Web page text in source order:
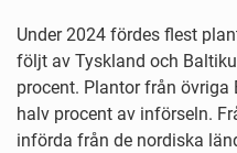
Under 2024 fördes flest
följt av Tyskland och
procent. Plantor från övriga
halv procent av införseln.
införda från de nordiska